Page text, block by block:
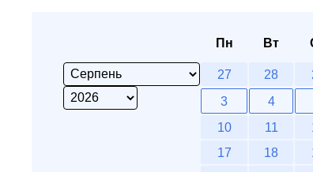
Пн Вт
27 28
3
4
10
11
17
18